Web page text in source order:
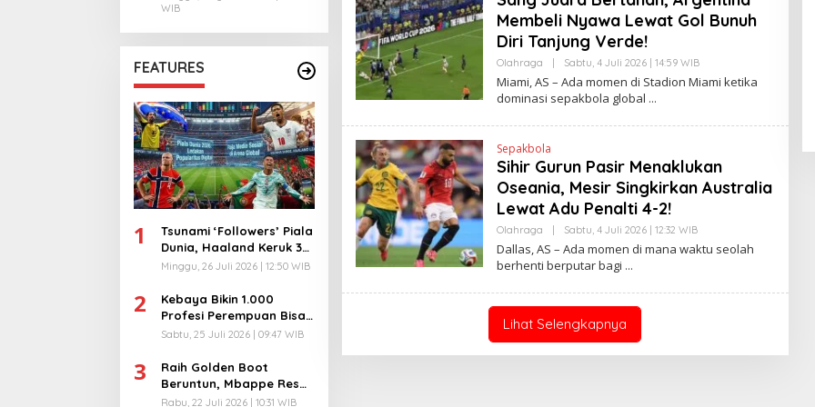
WIB
FEATURES
1
Tsunami ‘Followers’ Piala
Dunia, Haaland Keruk 32
Juta, Kiper 40 Tahun
Minggu, 26 Juli 2026 | 12:50 WIB
2
Kebaya Bikin 1.000
Profesi Perempuan Bisa
Menyatu di Arena
Sabtu, 25 Juli 2026 | 09:47 WIB
3
Raih Golden Boot
Beruntun, Mbappe Resmi
Kunci Takhta Top Skor
Rabu, 22 Juli 2026 | 10:31 WIB
N
I
Membeli Nyawa Lewat Gol Bunuh
Diri Tanjung Verde!
Olahraga Sabtu, 4 Juli 2026 | 14:59 WIBO
L
E
E
R
N
I
Miami, AS – Ada momen di Stadion Miami ketika
dominasi sepakbola global
Sepakbola
Sihir Gurun Pasir Menaklukan
Oseania, Mesir Singkirkan Australia
Lewat Adu Penalti 4-2!
Olahraga Sabtu, 4 Juli 2026 | 12:32 WIBO
L
E
E
N
Dallas, AS – Ada momen di mana waktu seolah
berhenti berputar bagi
Lihat Selengkapnya
Pendaftaran Istana Dibuka,
Warga Berebut Kuota
Di Daerah, Nasional |
Rabu, 5 Agustus 2026 |
09:13 WIB